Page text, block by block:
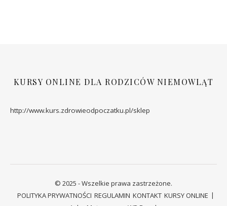
KURSY ONLINE DLA RODZICÓW NIEMOWLĄT
http://www.kurs.zdrowieodpoczatku.pl/sklep
© 2025 - Wszelkie prawa zastrzeżone.
POLITYKA PRYWATNOŚCI REGULAMIN KONTAKT KURSY ONLINE